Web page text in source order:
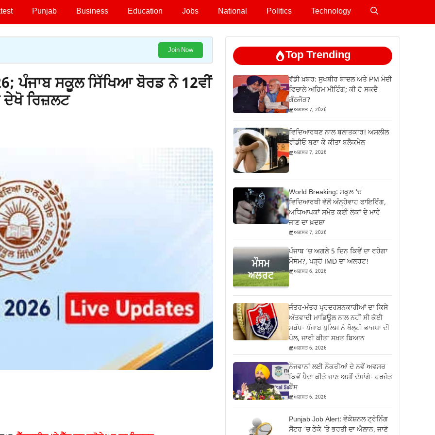
Punjab Business Education Jobs National Politics Technology
Join Now
ਪੰਜਾਬ ਸਕੂਲ ਸਿੱਖਿਆ ਬੋਰਡ ਨੇ 12ਵੀਂ
ਦੇਖੋ ਰਿਜ਼ਲਟ
Top Trending
ਵੱਡੀ ਖ਼ਬਰ: ਸੁਖਬੀਰ ਬਾਦਲ ਅਤੇ PM ਮੋਦੀ
ਵਿਚਾਲੇ ਅਹਿਮ ਮੀਟਿੰਗ; ਕੀ ਹੋ ਸਕਦੈ
ਗੱਠਜੋੜ?
ਅਗਸਤ 7, 2026
ਵਿਦਿਆਰਥਣ ਨਾਲ ਬਲਾਤਕਾਰ! ਅਸ਼ਲੀਲ
ਵੀਡੀਓ ਬਣਾ ਕੇ ਕੀਤਾ ਬਲੈਕਮੇਲ
ਅਗਸਤ 7, 2026
World Breaking: ਸਕੂਲ ‘ਚ
ਵਿਦਿਆਰਥੀ ਵੱਲੋਂ ਅੰਨ੍ਹੇਵਾਹ ਫਾਇਰਿੰਗ,
ਅਧਿਆਪਕਾਂ ਸਮੇਤ ਕਈ ਲੋਕਾਂ ਦੇ ਮਾਰੇ
ਜਾਣ ਦਾ ਖ਼ਦਸ਼ਾ
ਅਗਸਤ 7, 2026
ਪੰਜਾਬ ‘ਚ ਅਗਲੇ 5 ਦਿਨ ਕਿਵੇਂ ਦਾ ਰਹੇਗਾ
ਮੌਸਮ?, ਪੜ੍ਹੋ IMD ਦਾ ਅਲਰਟ!
ਅਗਸਤ 6, 2026
ਜੰਤਰ-ਮੰਤਰ ਪ੍ਰਦਰਸ਼ਨਕਾਰੀਆਂ ਦਾ ਕਿਸੇ
ਅੱਤਵਾਦੀ ਮਾਡਿਊਲ ਨਾਲ ਨਹੀਂ ਸੀ ਕੋਈ
ਸਬੰਧ- ਪੰਜਾਬ ਪੁਲਿਸ ਨੇ ਖੋਲ੍ਹੀ ਭਾਜਪਾ ਦੀ
ਪੋਲ, ਜਾਰੀ ਕੀਤਾ ਸਖ਼ਤ ਬਿਆਨ
ਅਗਸਤ 6, 2026
ਨੌਜਵਾਨਾਂ ਲਈ ਨੌਕਰੀਆਂ ਦੇ ਨਵੇਂ ਅਵਸਰ
ਕਿਵੇਂ ਪੈਦਾ ਕੀਤੇ ਜਾਣ ਅਸੀਂ ਦੱਸਾਂਗੇ- ਹਰਜੋਤ
ਬੈਂਸ
ਅਗਸਤ 6, 2026
Punjab Job Alert: ਵੋਕੇਸ਼ਨਲ ਟ੍ਰੇਨਿੰਗ
ਸੈਂਟਰ ‘ਚ ਠੇਕੇ ‘ਤੇ ਭਰਤੀ ਦਾ ਐਲਾਨ, ਜਾਣੋ